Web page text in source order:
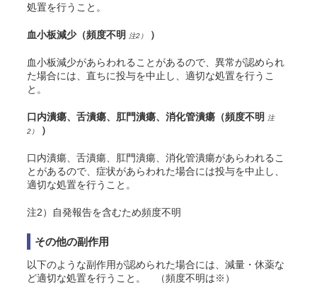
処置を行うこと。
血小板減少（頻度不明 注2） ）
血小板減少があらわれることがあるので、異常が認められ
た場合には、直ちに投与を中止し、適切な処置を行うこ
と。
口内潰瘍、舌潰瘍、肛門潰瘍、消化管潰瘍 （頻度不明
注
2）
）
口内潰瘍、舌潰瘍、肛門潰瘍、消化管潰瘍があらわれるこ
とがあるので、症状があらわれた場合には投与を中止し、
適切な処置を行うこと。
注2）自発報告を含むため頻度不明
その他の副作用
以下のような副作用が認められた場合には、減量・休薬な
ど適切な処置を行うこと。 （頻度不明は※）